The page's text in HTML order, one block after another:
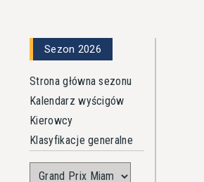
Sezon 2026
Strona główna sezonu
Kalendarz wyścigów
Kierowcy
Klasyfikacje generalne